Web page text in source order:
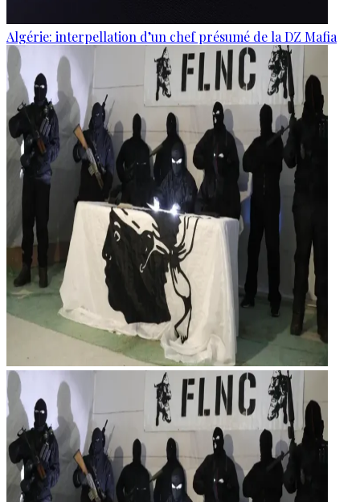
Algérie: interpellation d’un chef présumé de la DZ Mafia